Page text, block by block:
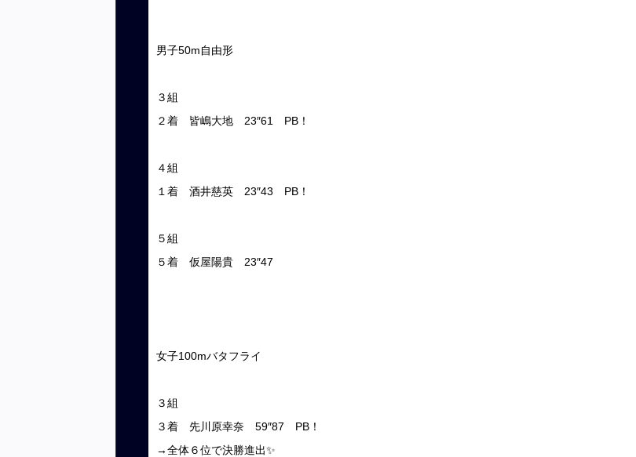
男子50m自由形
３組
２着 皆嶋大地 23″61 PB！
４組
１着 酒井慈英 23″43 PB！
５組
５着 仮屋陽貴 23″47
女子100mバタフライ
３組
３着 先川原幸奈 59″87 PB！
→全体６位で決勝進出✨